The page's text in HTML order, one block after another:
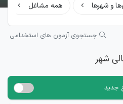
و شهرها همه مشاغل
جستجوی آزمون های استخدامی
شهر
جدید